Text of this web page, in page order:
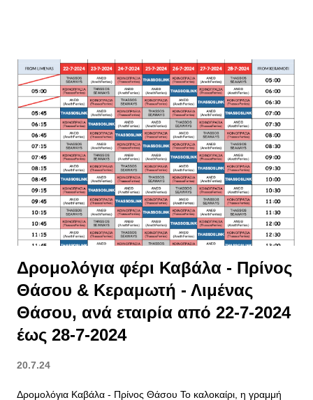
: Με μέσο κόστος τα 44,46 ευρώ. Δήμος Παύλου Μελά στη
Θεσσαλονίκη : Με 49,16 ευρώ. Οικονομικοί Προορισμοί στην
Αττική Μαρούσι Αγία Παρασκευή Αιγάλεω Σε αυτούς τους
προορισμούς, το μέσο κόστος ανά διανυκτέρευση δεν ξεπερνά
τα 100 ευρώ. Οι Πιο Ακριβοί Προορισμοί στην Ελλάδα για
Βραχυχρόνιες Μισθώσεις Σε 16 προορισμούς της χώρας, η
μέση ημερήσια τιμή φτάνει ή υπερβαίνει τα 250 ευρώ,
προσελκύοντας ταξιδιώτες υψηλής δαπάνης. Η Μύκονος ως
Κορυφαίος Ακριβός Προορισμός Μέση τιμή ανά διανυκτέ...
Δρομολόγια φέρι Καβάλα - Πρίνος
Θάσου & Κεραμωτή - Λιμένας
Θάσου, ανά εταιρία από 22-7-2024
έως 28-7-2024
20.7.24
Δρομολόγια Καβάλα - Πρίνος Θάσου Το καλοκαίρι, η γραμμή